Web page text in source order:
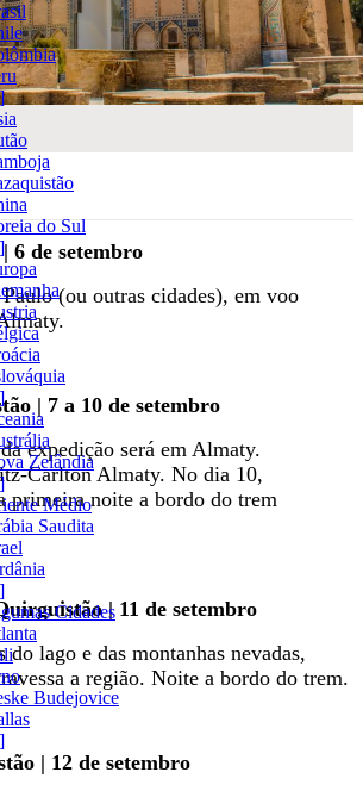
do Sul
Zelândia
Médio
Saudita
Cidades
Budejovice
6 de setembro
(ou outras cidades), em voo
| 7 a 10 de setembro
expedição será em Almaty.
Carlton Almaty. No dia 10,
primeira noite a bordo do trem
| 11 de setembro
do lago e das montanhas nevadas,
a região. Noite a bordo do trem.
| 12 de setembro